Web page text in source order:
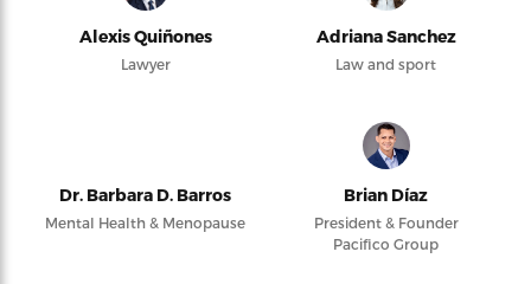
Alexis Quiñones
Lawyer
Adriana Sanchez
Law and sport
Dr. Barbara D. Barros
Mental Health & Menopause
Brian Díaz
President & Founder
Pacifico Group